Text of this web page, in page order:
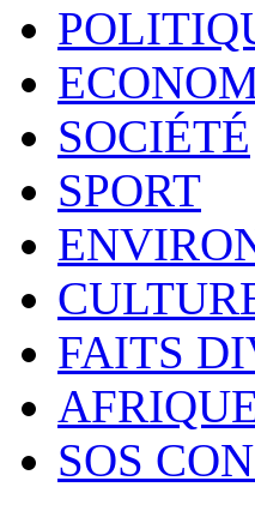
SOCIÉTÉ
SPORT
FAITS
SOS